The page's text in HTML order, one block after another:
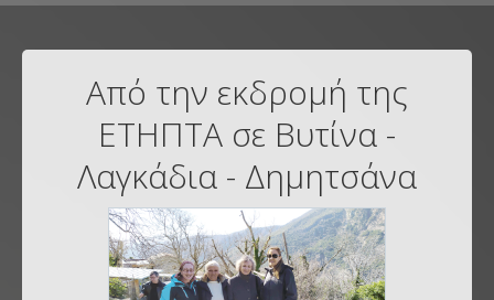
Από την εκδρομή της
ΕΤΗΠΤΑ σε Βυτίνα -
Λαγκάδια - Δημητσάνα